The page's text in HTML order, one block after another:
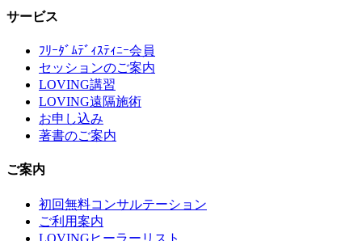
サービス
ﾌﾘｰﾀﾞﾑﾃﾞｨｽﾃｨﾆｰ会員
セッションのご案内
LOVING講習
LOVING遠隔施術
お申し込み
著書のご案内
ご案内
初回無料コンサルテーション
ご利用案内
LOVINGヒーラーリスト